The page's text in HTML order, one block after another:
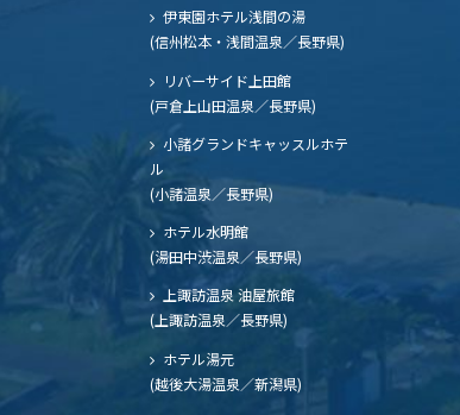
伊東園ホテル浅間の湯
(信州松本・浅間温泉／長野県)
リバーサイド上田館
(戸倉上山田温泉／長野県)
小諸グランドキャッスルホテ
ル
(小諸温泉／長野県)
ホテル水明館
(湯田中渋温泉／長野県)
上諏訪温泉 油屋旅館
(上諏訪温泉／長野県)
ホテル湯元
(越後大湯温泉／新潟県)